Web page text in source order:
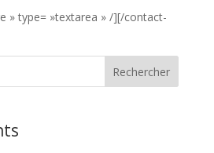
» type= »textarea » /][/contact-